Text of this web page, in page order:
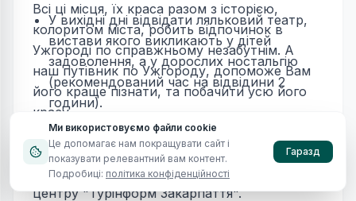
У вихідні дні відвідати ляльковий театр,
вистави якого викликають у дітей
задоволення, а у дорослих ностальгію
(рекомендований час на відвідини 2
години).
Всі ці місця, їх краса разом з історією,
колоритом міста, робить відпочинок в
Ужгороді по справжньому незабутнім. А
наш путівник по Ужгороду, допоможе Вам
його краще пізнати, та побачити усю його
красу.
Вам буде також корисна наступна
інформація від Туристично інформаційного
центру "Турінформ Закарпаття".
Ми використовуємо файли cookie
Це допомагає нам покращувати сайт і
показувати релевантний вам контент.
Подробиці: політика конфіденційності
Гаразд